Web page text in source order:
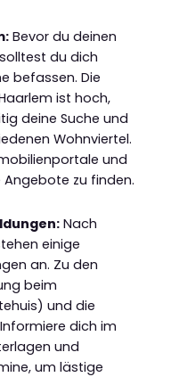
Bevor du deinen
du dich
befassen. Die
ist hoch,
deine Suche und
Wohnviertel.
und
zu finden.
Nach
einige
an. Zu den
beim
und die
dich im
und
um lästige